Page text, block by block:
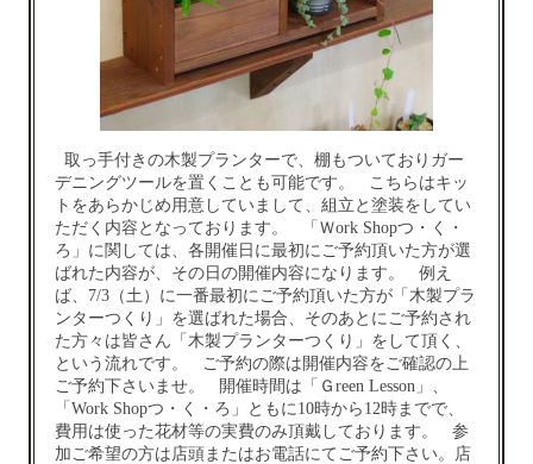
取っ手付きの木製プランターで、棚もついておりガー
デニングツールを置くことも可能です。 こちらはキッ
トをあらかじめ用意していまして、組立と塗装をしてい
ただく内容となっております。 「Ｗork Shopつ・く・
ろ」に関しては、各開催日に最初にご予約頂いた方が選
ばれた内容が、その日の開催内容になります。 例え
ば、7/3（土）に一番最初にご予約頂いた方が「木製プラ
ンターつくり」を選ばれた場合、そのあとにご予約され
た方々は皆さん「木製プランターつくり」をして頂く、
という流れです。 ご予約の際は開催内容をご確認の上
ご予約下さいませ。 開催時間は「Ｇreen Lesson」、
「Work Shopつ・く・ろ」ともに10時から12時までで、
費用は使った花材等の実費のみ頂戴しております。 参
加ご希望の方は店頭またはお電話にてご予約下さい。店